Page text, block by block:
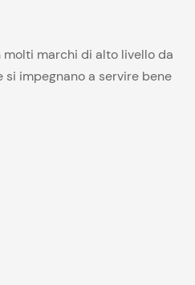
marchi di alto livello da
impegnano a servire bene